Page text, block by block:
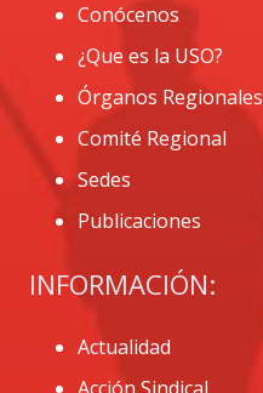
Conócenos
¿Que es la USO?
Órganos Regionales
Comité Regional
Sedes
Publicaciones
INFORMACIÓN:
Actualidad